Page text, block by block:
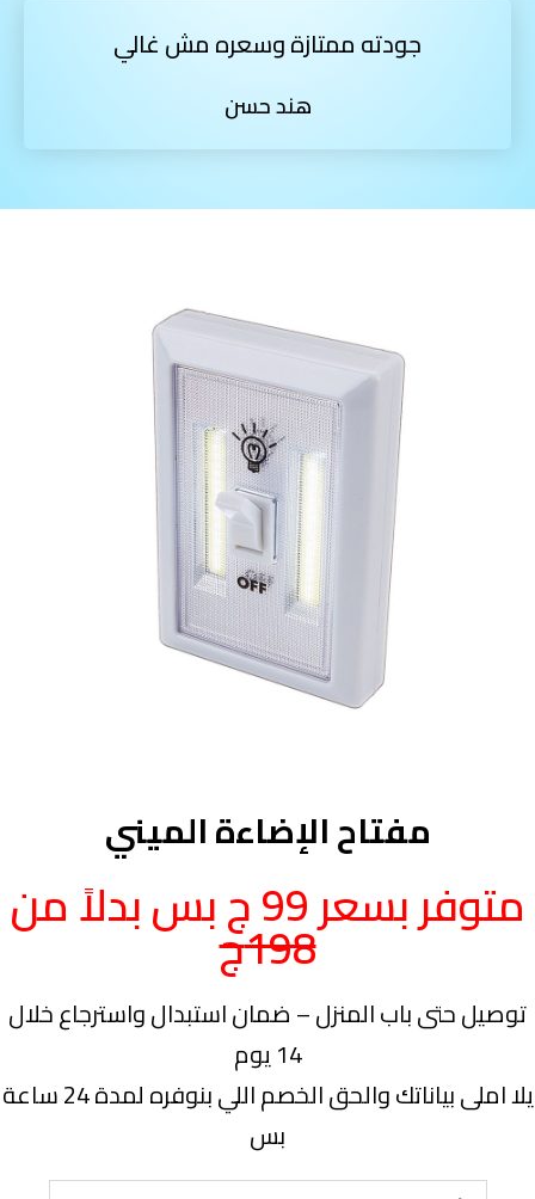
جودته ممتازة وسعره مش غالي
هند حسن
مفتاح الإضاءة الميني
متوفر بسعر 99 ج بس بدلاً من
198ج
توصيل حتى باب المنزل – ضمان استبدال واسترجاع خلال
14 يوم
يلا املى بياناتك والحق الخصم اللي بنوفره لمدة 24 ساعة
بس